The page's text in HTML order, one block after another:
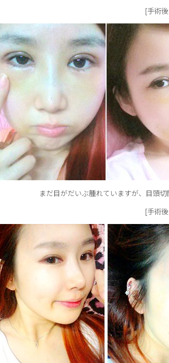
[手術
まだ目がだいぶ腫れていますが、目頭
[手術